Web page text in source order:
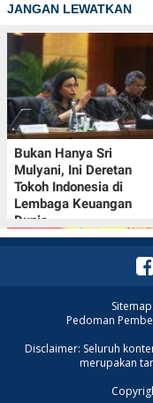
JANGAN LEWATKAN
Bukan Hanya Sri
Mulyani, Ini Deretan
Tokoh Indonesia di
Lembaga Keuangan
Dunia
Promo JSM Alfamart
9 Agustus 2026,
Sitemap
Pedoman
Disclaimer: Seluruh
merupakan